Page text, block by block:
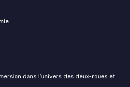
dans l’univers des deux-roues et